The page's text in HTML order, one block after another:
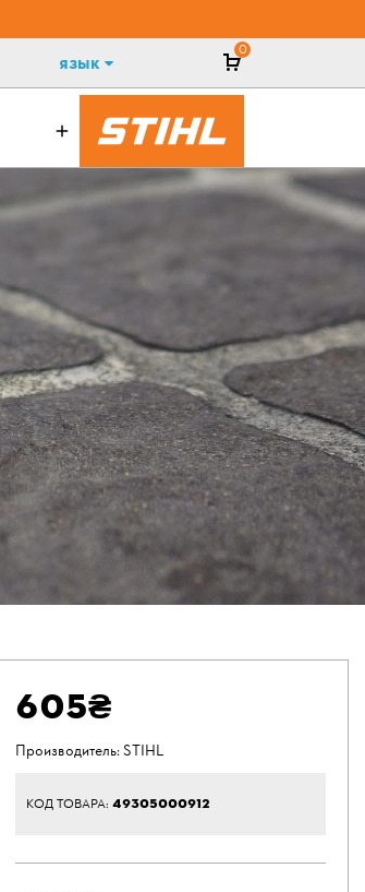
Язык
0
605₴
Производитель:STIHL
КОД ТОВАРА: 49305000912